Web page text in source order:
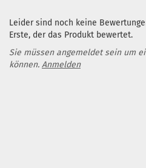
Leider sind noch keine
Erste, der das Produkt bewertet.
Sie müssen angemeldet sein um
können. Anmelden